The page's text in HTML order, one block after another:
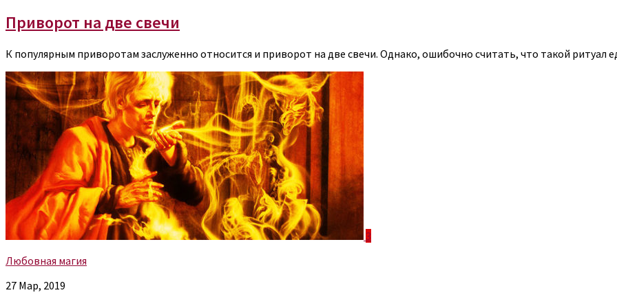
Приворот на две свечи
К популярным приворотам заслуженно относится и приворот на две свечи. Однако, ошибочно считать, что такой ритуал
3
Любовная магия
27 Мар, 2019